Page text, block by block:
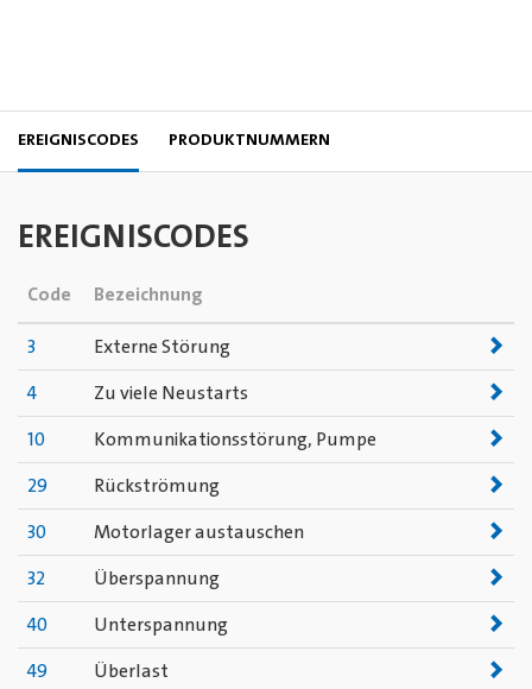
EREIGNISCODES PRODUKTNUMMERN
EREIGNISCODES
Code Bezeichnung
3 Externe Störung
4 Zu viele Neustarts
10 Kommunikationsstörung, Pumpe
29 Rückströmung
30 Motorlager austauschen
32 Überspannung
40 Unterspannung
49 Überlast